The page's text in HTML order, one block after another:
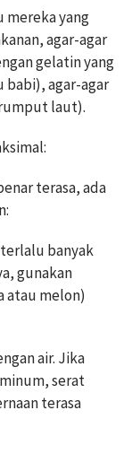
mereka yang
agar-agar
gelatin yang
babi), agar-agar
laut).
terasa, ada
banyak
gunakan
atau melon)
air. Jika
serat
terasa